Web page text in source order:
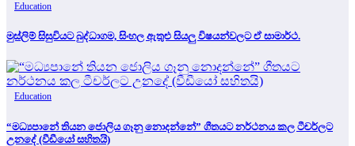
Education
මුස්ලිම් සිසුවියට බුද්ධාගම, සිංහල ඇතුළු සියලු විෂයන්වලට ඒ සාමාර්ථ.
Education
“මධ්‍යපානේ තියන ජොලිය ගෑනු නොදන්නේ” ගීතයට නර්ථනය කල ටීචර්ලට
උනදේ (වීඩීයෝ සහිතයි)